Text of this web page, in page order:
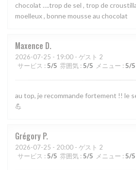
chocolat ….trop de sel , trop de
moelleux , bonne mousse au chocolat
Maxence D
2026-07-25 - 19:00 - ゲスト 2
サービス : 5/5 雰囲気 : 5/5 メニュー : 5/5
au top, je recommande fortement !! le
💪
Grégory P
2026-07-25 - 20:00 - ゲスト 2
サービス : 5/5 雰囲気 : 5/5 メニュー : 5/5